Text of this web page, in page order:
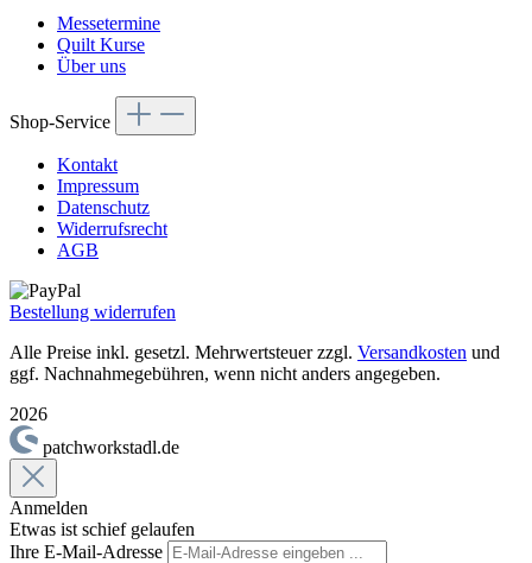
Messetermine
Quilt Kurse
Über uns
Shop-Service
Kontakt
Impressum
Datenschutz
Widerrufsrecht
AGB
Bestellung widerrufen
Alle Preise inkl. gesetzl. Mehrwertsteuer zzgl. Versandkosten und
ggf. Nachnahmegebühren, wenn nicht anders angegeben.
2026
patchworkstadl.de
Anmelden
Etwas ist schief gelaufen
Ihre E-Mail-Adresse